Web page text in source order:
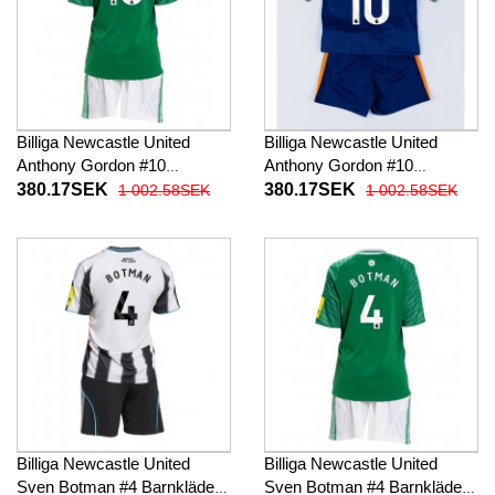
Billiga Newcastle United
Anthony Gordon #10
Barnkläder Borta
26 Kortärmad (+ Korta byxor)
380.17SEK 1 002.58SEK
Billiga Newcastle United
Anthony Gordon #10
Barnkläder Tredje
26 Kortärmad (+ Korta byxor)
380.17SEK 1 002.58SEK
Billiga Newcastle United
Sven Botman #4 Barnkläder
Billiga Newcastle United
Sven Botman #4 Barnkläder